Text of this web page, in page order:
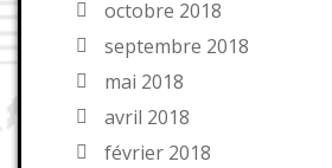
octobre 2018
septembre 2018
mai 2018
avril 2018
février 2018